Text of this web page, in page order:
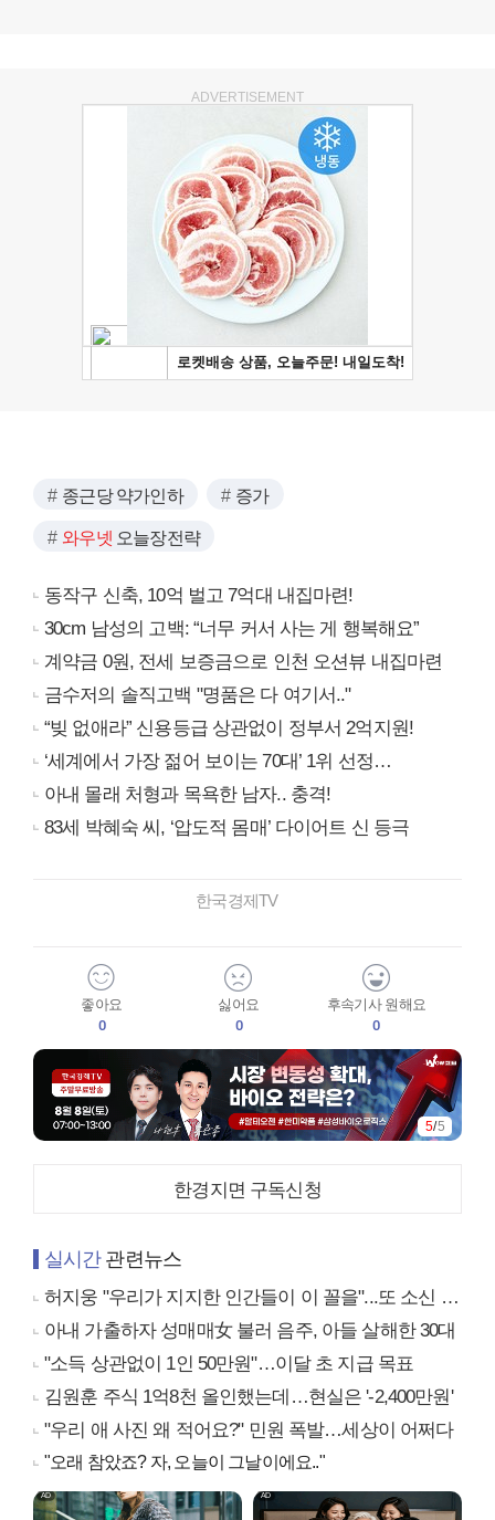
ADVERTISEMENT
종근당 약가인하 증가
와우넷 오늘장전략
동작구 신축, 10억 벌고 7억대 내집마련!
30cm 남성의 고백: “너무 커서 사는 게 행복해요”
계약금 0원, 전세 보증금으로 인천 오션뷰 내집마련
금수저의 솔직고백 "명품은 다 여기서.."
“빚 없애라” 신용등급 상관없이 정부서 2억지원!
‘세계에서 가장 젊어 보이는 70대’ 1위 선정…
아내 몰래 처형과 목욕한 남자.. 충격!
83세 박혜숙 씨, ‘압도적 몸매’ 다이어트 신 등극
한국경제TV
좋아요
0
싫어요
0
후속기사 원해요
0
5/5
한경지면 구독신청
실시간관련뉴스
허지웅 "우리가 지지한 인간들이 이 꼴을"...또 소신 발언
아내 가출하자 성매매女 불러 음주, 아들 살해한 30대
"소득 상관없이 1인 50만원"…이달 초 지급 목표
김원훈 주식 1억8천 올인했는데…현실은 '-2,400만원'
"우리 애 사진 왜 적어요?" 민원 폭발…세상이 어쩌다
"오래 참았죠? 자, 오늘이 그날이에요.."